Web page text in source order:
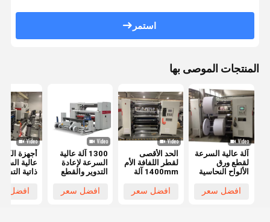
استمر
المنتجات الموصى بها
آلة عالية السرعة
لقطع ورق
الألواح النحاسية
سرعة قطع
افضل سعر
الحد الأقصى
لقطر اللفافة الأم
1400mm آلة
الكرافت عالية
افضل سعر
1300 آلة عالية
السرعة لإعادة
التدوير والقطع
آلة قطع عالية
افضل سعر
أجهزة
عالية
ذاتية
النحاس،
افضل